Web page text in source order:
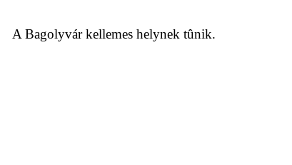
A Bagolyvár kellemes helynek tûnik.